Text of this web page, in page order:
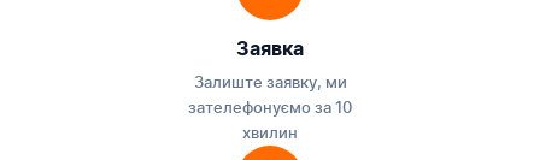
Заявка
Залиште заявку, ми
зателефонуємо за 10
хвилин